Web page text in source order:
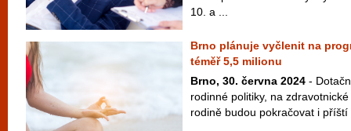
10. a ...
Brno plánuje vyčlenit na
téměř 5,5 milionu
Brno, 30. června 2024 -
rodinné politiky, na
rodině budou pokračovat i